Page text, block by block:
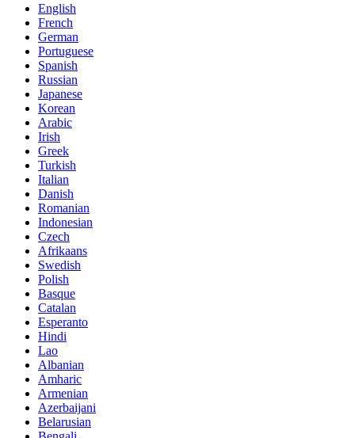
English
French
German
Portuguese
Spanish
Russian
Japanese
Korean
Arabic
Irish
Greek
Turkish
Italian
Danish
Romanian
Indonesian
Czech
Afrikaans
Swedish
Polish
Basque
Catalan
Esperanto
Hindi
Lao
Albanian
Amharic
Armenian
Azerbaijani
Belarusian